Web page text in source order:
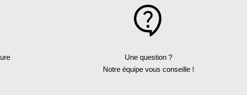
Une question ?
Notre équipe vous conseille !